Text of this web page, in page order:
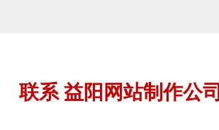
联系 益阳网站制作公司